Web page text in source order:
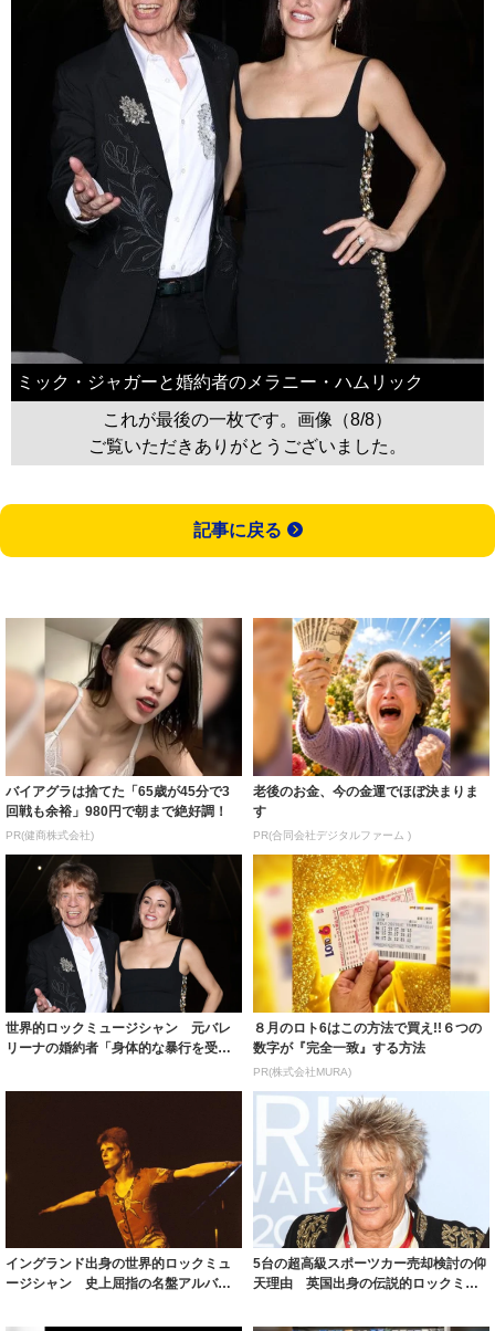
ミック・ジャガーと婚約者のメラニー・ハムリック
これが最後の一枚です。画像（8/8）
ご覧いただきありがとうございました。
記事に戻る
バイアグラは捨てた「65歳が45分で3
回戦も余裕」980円で朝まで絶好調！
PR(健商株式会社)
老後のお金、今の金運でほぼ決まりま
す
PR(合同会社デジタルファーム )
世界的ロックミュージシャン 元バレ
リーナの婚約者「身体的な暴行を受け
８月のロト6はこの方法で買え!!６つの
数字が『完全一致』する方法
PR(株式会社MURA)
イングランド出身の世界的ロックミュ
ージシャン 史上屈指の名盤アルバム
5台の超高級スポーツカー売却検討の仰
天理由 英国出身の伝説的ロックミュ